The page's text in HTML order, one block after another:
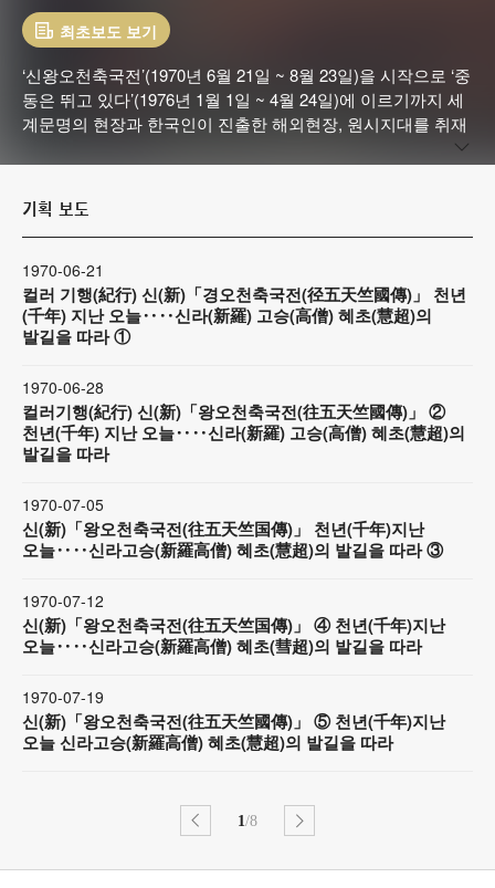
최초보도 보기
‘신왕오천축국전’(1970년 6월 21일 ~ 8월 23일)을 시작으로 ‘중
동은 뛰고 있다’(1976년 1월 1일 ~ 4월 24일)에 이르기까지 세
계문명의 현장과 한국인이 진출한 해외현장, 원시지대를 취재
해 조선일보의 성가를 높인 시리즈다. 특히 ‘10대 컬러 기행’의
하나로 1974년 10월 진행했던 아마존 탐사는 한국 신문 사상
최초시도로, 아마존의 생생한 모습을 12회에 걸쳐 전달하며 독
자들의 눈길을 사로잡았다.
기획 보도
1970-06-21
컬러 기행(紀行) 신(新)「경오천축국전(径五天竺國傳)」 천년
(千年) 지난 오늘‥‥신라(新羅) 고승(高僧) 혜초(慧超)의
발길을 따라 ①
1970-06-28
컬러기행(紀行) 신(新)「왕오천축국전(往五天竺國傳)」 ②
천년(千年) 지난 오늘‥‥신라(新羅) 고승(高僧) 혜초(慧超)의
발길을 따라
1970-07-05
신(新)「왕오천축국전(往五天竺国傳)」 천년(千年)지난
오늘‥‥신라고승(新羅高僧) 혜초(慧超)의 발길을 따라 ③
1970-07-12
신(新)「왕오천축국전(往五天竺国傳)」 ④ 천년(千年)지난
오늘‥‥신라고승(新羅高僧) 혜초(彗超)의 발길을 따라
1970-07-19
신(新)「왕오천축국전(往五天竺國傳)」 ⑤ 천년(千年)지난
오늘 신라고승(新羅高僧) 혜초(慧超)의 발길을 따라
1/8